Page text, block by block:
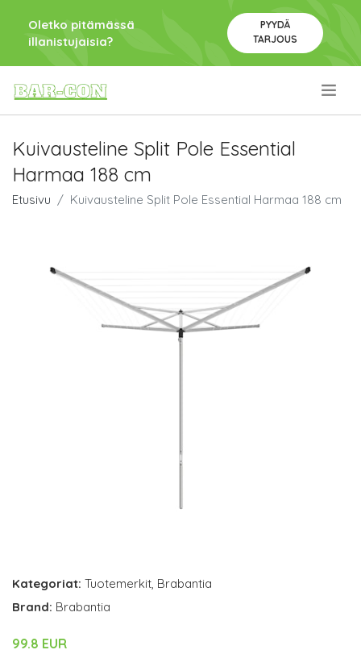
Oletko pitämässä
illanistujaisia?
PYYDÄ
TARJOUS
Kuivausteline Split Pole Essential
Harmaa 188 cm
Etusivu Kuivausteline Split Pole Essential Harmaa 188 cm
Kategoriat: Tuotemerkit, Brabantia
Brand: Brabantia
99.8 EUR